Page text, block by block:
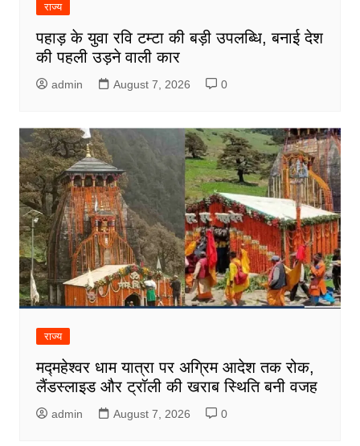
राज्य
पहाड़ के युवा रवि टम्टा की बड़ी उपलब्धि, बनाई देश
की पहली उड़ने वाली कार
admin August 7, 2026 0
राज्य
मद्महेश्वर धाम यात्रा पर अग्रिम आदेश तक रोक,
लैंडस्लाइड और ट्रॉली की खराब स्थिति बनी वजह
admin August 7, 2026 0